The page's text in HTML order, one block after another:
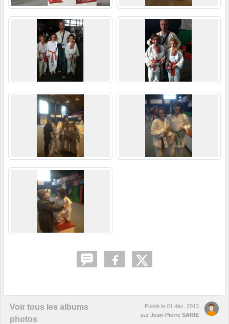
Voir tous les albums
photos
Publié le 01 déc. 2013
par Jean-Pierre SARIE